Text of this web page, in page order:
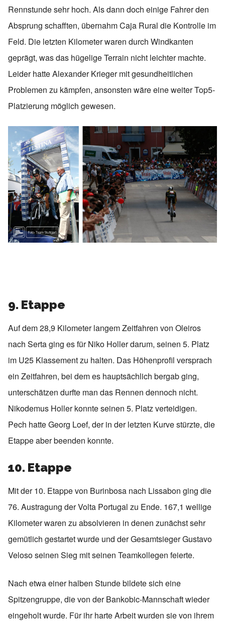
Rennstunde sehr hoch. Als dann doch einige Fahrer den
Absprung schafften, übernahm Caja Rural die Kontrolle im
Feld. Die letzten Kilometer waren durch Windkanten
geprägt, was das hügelige Terrain nicht leichter machte.
Leider hatte Alexander Krieger mit gesundheitlichen
Problemen zu kämpfen, ansonsten wäre eine weiter Top5-
Platzierung möglich gewesen.
9. Etappe
Auf dem 28,9 Kilometer langem Zeitfahren von Oleiros
nach Serta ging es für Niko Holler darum, seinen 5. Platz
im U25 Klassement zu halten. Das Höhenprofil versprach
ein Zeitfahren, bei dem es hauptsächlich bergab ging,
unterschätzen durfte man das Rennen dennoch nicht.
Nikodemus Holler konnte seinen 5. Platz verteidigen.
Pech hatte Georg Loef, der in der letzten Kurve stürzte, die
Etappe aber beenden konnte.
10. Etappe
Mit der 10. Etappe von Burinbosa nach Lissabon ging die
76. Austragung der Volta Portugal zu Ende. 167,1 wellige
Kilometer waren zu absolvieren in denen zunächst sehr
gemütlich gestartet wurde und der Gesamtsieger Gustavo
Veloso seinen Sieg mit seinen Teamkollegen feierte.
Nach etwa einer halben Stunde bildete sich eine
Spitzengruppe, die von der Bankobic-Mannschaft wieder
eingeholt wurde. Für ihr harte Arbeit wurden sie von ihrem